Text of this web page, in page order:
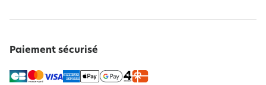
Paiement sécurisé